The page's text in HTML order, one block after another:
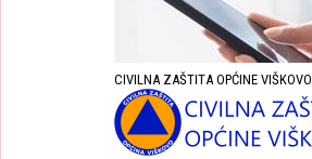
CIVILNA ZAŠTITA OPĆINE VIŠKOVO